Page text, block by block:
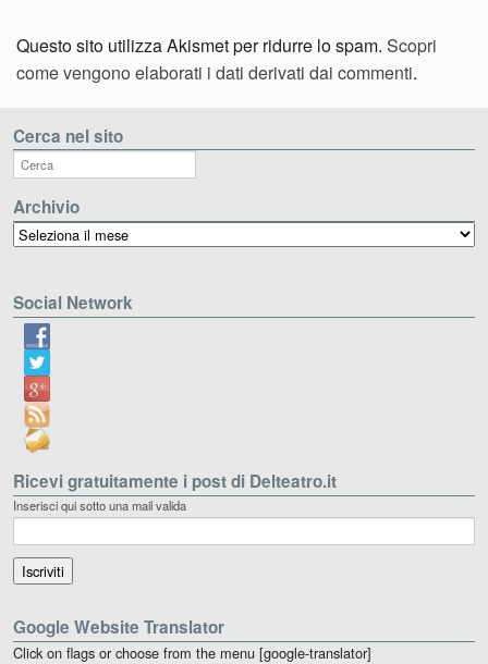
Questo sito utilizza Akismet per ridurre lo spam. Scopri
come vengono elaborati i dati derivati dai commenti.
Cerca nel sito
Archivio
Archivio
Social Network
Ricevi gratuitamente i post di Delteatro.it
Inserisci qui sotto una mail valida
Google Website Translator
Click on flags or choose from the menu [google-translator]